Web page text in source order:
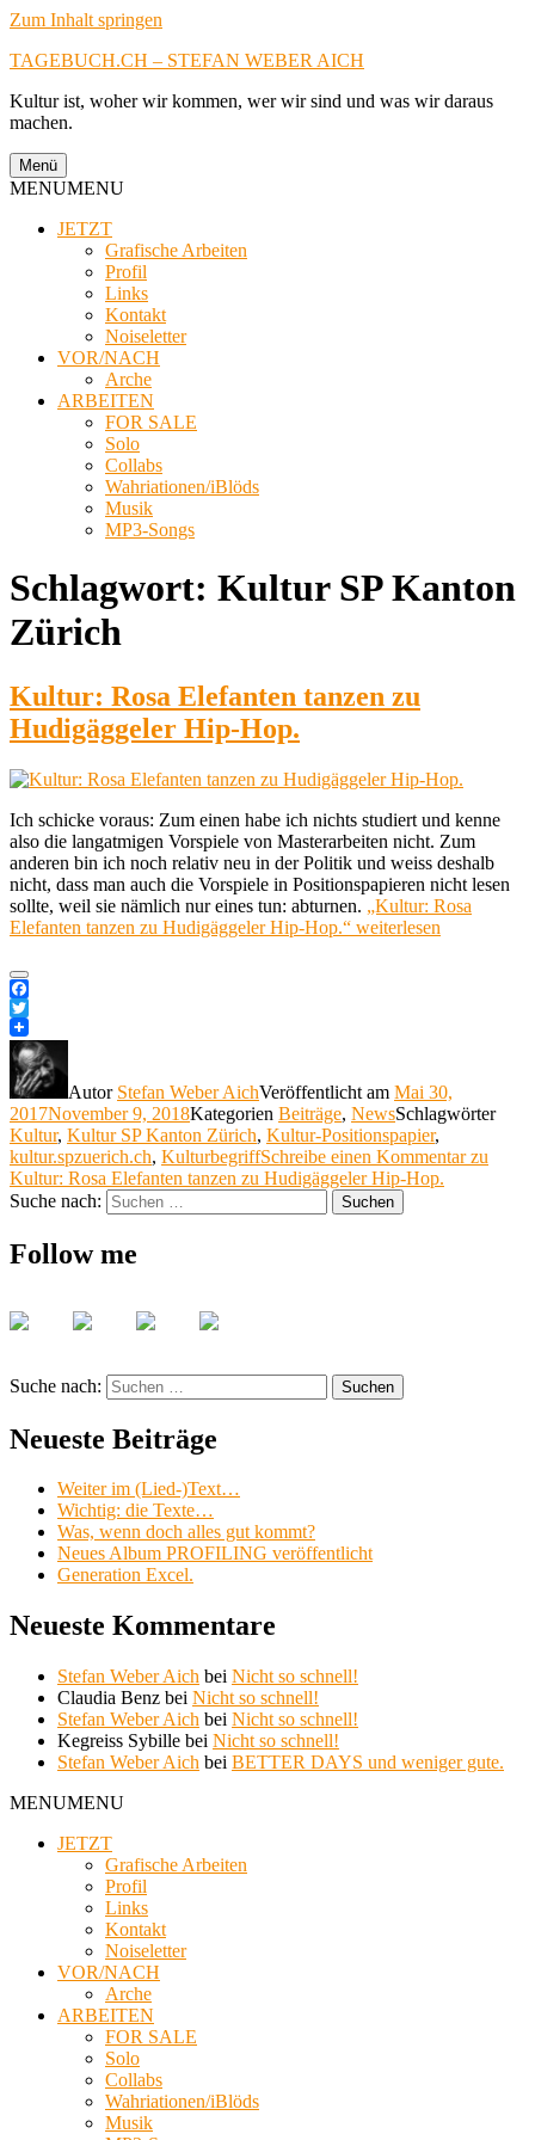
Zum Inhalt springen
TAGEBUCH.CH – STEFAN WEBER AICH
Kultur ist, woher wir kommen, wer wir sind und was wir daraus
machen.
Menü
MENUMENU
JETZT
Grafische Arbeiten
Profil
Links
Kontakt
Noiseletter
VOR/NACH
Arche
ARBEITEN
FOR SALE
Solo
Collabs
Wahriationen/iBlöds
Musik
MP3-Songs
Schlagwort: Kultur SP Kanton
Zürich
Kultur: Rosa Elefanten tanzen zu
Hudigäggeler Hip-Hop.
Ich schicke voraus: Zum einen habe ich nichts studiert und kenne
also die langatmigen Vorspiele von Masterarbeiten nicht. Zum
anderen bin ich noch relativ neu in der Politik und weiss deshalb
nicht, dass man auch die Vorspiele in Positionspapieren nicht lesen
sollte, weil sie nämlich nur eines tun: abturnen. „Kultur: Rosa
Elefanten tanzen zu Hudigäggeler Hip-Hop.“ weiterlesen
Facebook
Twitter
Autor Stefan Weber AichVeröffentlicht am Mai 30,
2017November 9, 2018Kategorien Beiträge, NewsSchlagwörter
Kultur, Kultur SP Kanton Zürich, Kultur-Positionspapier,
kultur.spzuerich.ch, KulturbegriffSchreibe einen Kommentarzu
Kultur: Rosa Elefanten tanzen zu Hudigäggeler Hip-Hop.
Suche nach:
Suchen
Follow me
Suche nach: Suchen
Neueste Beiträge
Weiter im (Lied-)Text…
Wichtig: die Texte…
Was, wenn doch alles gut kommt?
Neues Album PROFILING veröffentlicht
Generation Excel.
Neueste Kommentare
Stefan Weber Aich bei Nicht so schnell!
Claudia Benz bei Nicht so schnell!
Stefan Weber Aich bei Nicht so schnell!
Kegreiss Sybille bei Nicht so schnell!
Stefan Weber Aich bei BETTER DAYS und weniger gute.
MENUMENU
JETZT
Grafische Arbeiten
Profil
Links
Kontakt
Noiseletter
VOR/NACH
Arche
ARBEITEN
FOR SALE
Solo
Collabs
Wahriationen/iBlöds
Musik